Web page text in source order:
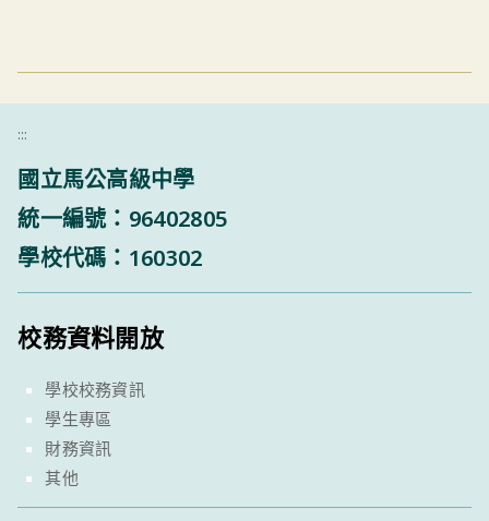
:::
國立馬公高級中學
統一編號：96402805
學校代碼：160302
校務資料開放
學校校務資訊
學生專區
財務資訊
其他